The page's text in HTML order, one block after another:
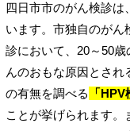
四日市市のがん検診
います。市独自のがん
診において、20～50
んのおもな原因とされ
の有無を調べる
「
ことが挙げられます